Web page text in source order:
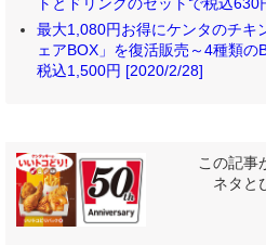
トとドリンクのセットで税込630
最大1,080円お得にケンタのチキ
ェアBOX」を復活販売～4種類
税込1,500円 [2020/2/28]
この記事
ネタと